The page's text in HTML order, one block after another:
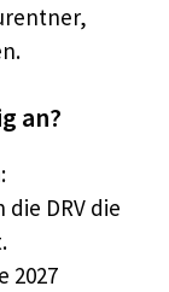
an?
DRV die
2027